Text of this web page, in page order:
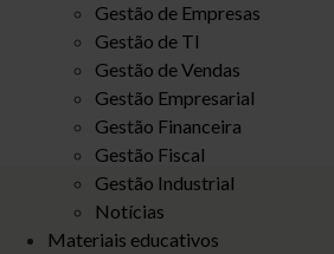
Gestão de Empresas
Gestão de TI
Gestão de Vendas
Gestão Empresarial
Gestão Financeira
Gestão Fiscal
Gestão Industrial
Notícias
Materiais educativos